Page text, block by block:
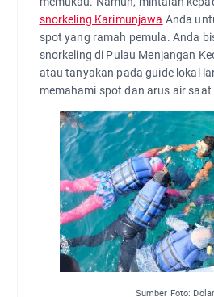
snorkeling Karimunjawa Anda
spot yang ramah pemula. Anda
snorkeling di Pulau Menjangan
atau tanyakan pada guide lokal
memahami spot dan arus air saat
Sumber Foto: